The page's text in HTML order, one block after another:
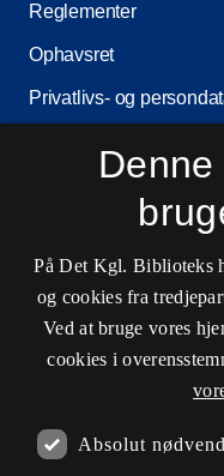
Reglementer
Ophavsret
Privatlivs- og
Cookieindstillinger
Åbningstider
På Det Kgl. Biblioteks
og cookies fra
Ved at bruge vores
cookies i
Absolut